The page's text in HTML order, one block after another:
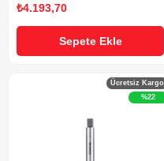
₺4.193,70
Sepete Ekle
Ücretsiz Kargo
%22